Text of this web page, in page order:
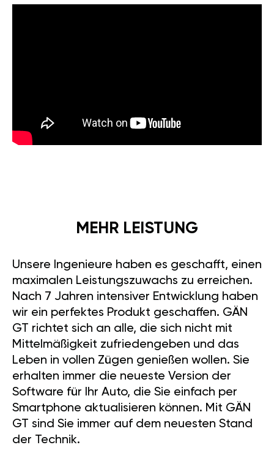
MEHR LEISTUNG
Unsere Ingenieure haben es geschafft, einen
maximalen Leistungszuwachs zu erreichen.
Nach 7 Jahren intensiver Entwicklung haben
wir ein perfektes Produkt geschaffen. GÄN
GT richtet sich an alle, die sich nicht mit
Mittelmäßigkeit zufriedengeben und das
Leben in vollen Zügen genießen wollen. Sie
erhalten immer die neueste Version der
Software für Ihr Auto, die Sie einfach per
Smartphone aktualisieren können. Mit GÄN
GT sind Sie immer auf dem neuesten Stand
der Technik.